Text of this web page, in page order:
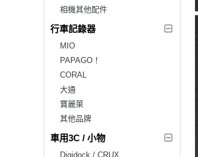
相機其他配件
行車記錄器
MIO
PAPAGO！
CORAL
大通
寶麗萊
其他品牌
車用3C / 小物
Digidock / CRUX